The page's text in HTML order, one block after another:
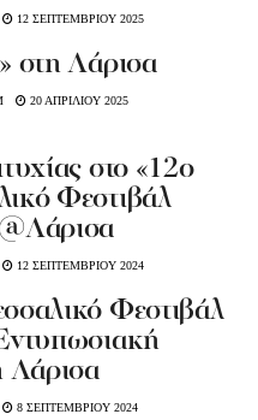
12 ΣΕΠΤΕΜΒΡΙΟΥ 2025
στη Λάρισα
20 ΑΠΡΙΛΙΟΥ 2025
στο «12ο
Φεστιβάλ
12 ΣΕΠΤΕΜΒΡΙΟΥ 2024
Φεστιβάλ
Λάρισα
8 ΣΕΠΤΕΜΒΡΙΟΥ 2024